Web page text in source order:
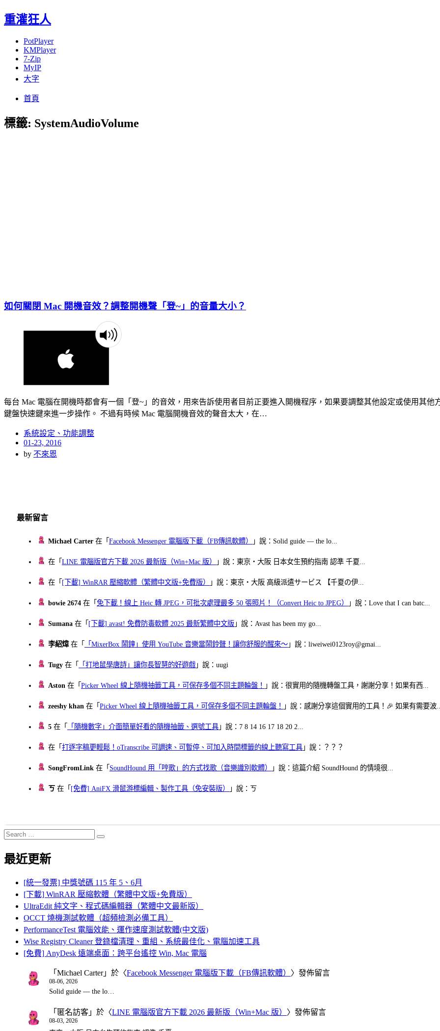
重灌狂人
PotPlayer
KMPlayer
7-Zip
MyIP
大字
首頁
標籤: SystemAudioVolume
如何關閉 Mac 開機音效？調整開機聲「登~」的音量大小？
每台 Mac 電腦在開機時都會有一個「登~」的音效，用來告訴使用者目前正要進入開機程序，如果要調整其他設定或使用其
鍵盤快速鍵來進一步操作。 不過有時候 Mac 電腦開機音效的聲音太大，在…
系統設定、功能調整
Posted
on
01-23, 2016
by 不來恩
最新留言
Michael Carter 在「Facebook Messenger 電腦版下載（FB傳訊軟體） 」說：Solid guide — the lo...
在「LINE 電腦版官方下載 2026 最新版（Win+Mac 版） 」說：東京・大阪 日本女生預約指南 認準 千夏...
在「 [下載] WinRAR 壓縮軟體（繁體中文版+免費版） 」說：東京・大阪 高級派遣サービス 【千夏の伊...
bowie 2674 在「免下載！線上 Heic 轉 JPEG，可批次處理最多 50 張照片！（Convert Heic to JPEG） 」說：Love that I can batc...
Sumana 在「 [下載] avast! 免費防毒軟體 2025 最新繁體中文版 」說：Avast has been my go...
李紹煒在「 「MixerBox 鬧鐘」使用 YouTube 音樂當鬧鈴聲！讓你舒服的醒來～ 」說：liweiwei0123roy@gmai...
Tugy 在「 「打地鼠學唐詩」讓你長智慧的好遊戲 」說：uugi
Aston 在「Picker Wheel 線上隨機抽籤工具，可保存多個不同主題輪盤！ 」說：很實用的隨機轉盤工具，謝謝分享！如果有西...
zeeshy khan 在「Picker Wheel 線上隨機抽籤工具，可保存多個不同主題輪盤！ 」說：感謝分享這個實用的工具！🎉 如果有需要波
5 在「 「隨機數字」介面簡單好看的隨機抽籤、選號工具 」說：7 8 14 16 17 18 20 2...
在「打逐字稿更輕鬆！oTranscribe 可調速、可暫停、可加入時間標籤的線上聽寫工具 」說：？？？
SongFromLink 在「 SoundHound 用「哼歌」的方式找歌（音樂識別軟體） 」說：這篇介紹 SoundHound 的情境很...
ㄎ 在「 [免費] AniFX 滑鼠游標編輯、製作工具（免安裝版） 」說：ㄎ
Search
for:
Search
最近更新
[統一發票] 中獎號碼 115 年 5、6月
[下載] WinRAR 壓縮軟體（繁體中文版+免費版）
UltraEdit 純文字、程式碼編輯器（繁體中文最新版）
OCCT 燒機測試軟體（超頻檢測必備工具）
PerformanceTest 電腦效能、運作速度測試軟體(中文版)
Wise Registry Cleaner 登錄檔清理、重組、系統最佳化、電腦加速工具
[免費] AnyDesk 遠端桌面：跨平台遙控 Win, Mac 電腦
「 Michael Carter」於〈Facebook Messenger 電腦版下載（FB傳訊軟體） 〉發佈留言
08-06, 2026
Solid guide — the lo…
「 匿名訪客 」於〈LINE 電腦版官方下載 2026 最新版（Win+Mac 版） 〉發佈留言
08-03, 2026